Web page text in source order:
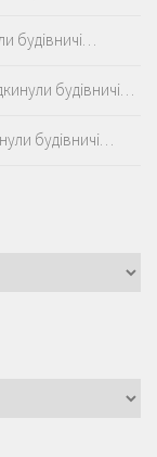
будівничі…
будівничі…
будівничі…